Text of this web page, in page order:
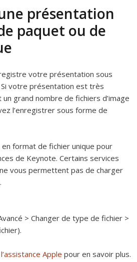
présentation
paquet ou de
votre présentation sous
votre présentation est très
grand nombre de fichiers d’image
l’enregistrer sous forme de
format de fichier unique pour
de Keynote. Certains services
vous permettent pas de charger
> Changer de type de fichier >
Apple pour en savoir plus.